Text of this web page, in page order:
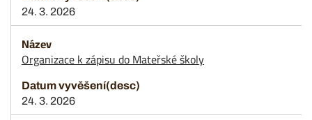
24. 3. 2026
Organizace k zápisu do Mateřské školy
24. 3. 2026